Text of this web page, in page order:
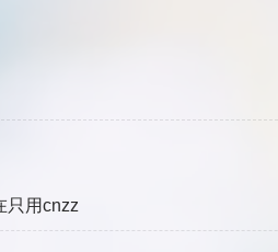
只用cnzz